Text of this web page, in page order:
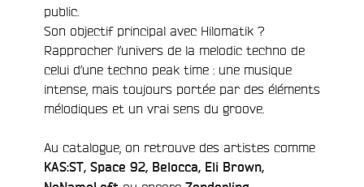
public.
Son objectif principal avec Hilomatik ?
Rapprocher l’univers de la melodic techno de
celui d’une techno peak time : une musique
intense, mais toujours portée par des éléments
mélodiques et un vrai sens du groove.
Au catalogue, on retrouve des artistes comme
KAS:ST, Space 92, Belocca, Eli Brown,